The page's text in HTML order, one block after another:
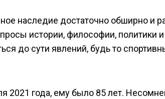
наследие достаточно обширно и
истории, философии, политики
до сути явлений, будь то
2021 года, ему было 85 лет.